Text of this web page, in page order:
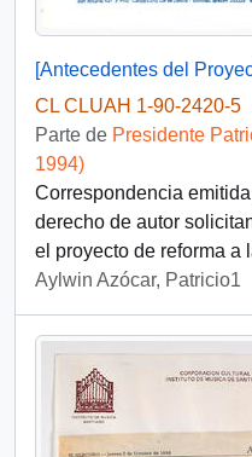
CL CLUAH 1-90-2420-5
Parte de Presidente
1994)
Correspondencia
derecho de autor
el proyecto de reforma a
Aylwin Azócar, Patricio1